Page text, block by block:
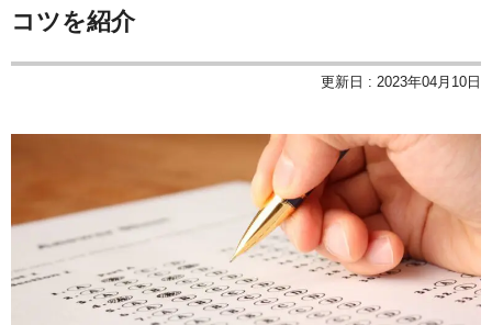
コツを紹介
更新日 : 2023年04月10日